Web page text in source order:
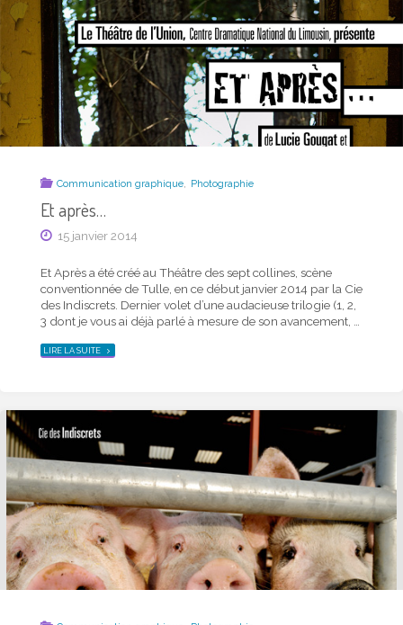
Communication graphique Photographie
Et après…
15 janvier 2014
Et Après a été créé au Théâtre des sept collines, scène
conventionnée de Tulle, en ce début janvier 2014 par la Cie
des Indiscrets. Dernier volet d’une audacieuse trilogie (1, 2,
3 dont je vous ai déjà parlé à mesure de son avancement, …
LIRE LA SUITE"ET
APRÈS…"